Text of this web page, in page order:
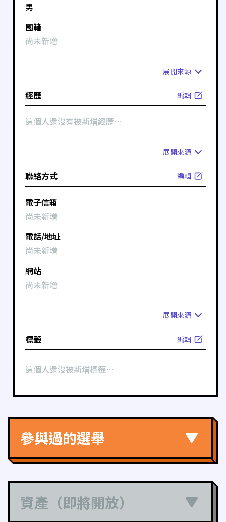
男
國籍
尚未新增
展開來源
經歷 編輯
這個人還沒有被新增經歷⋯
展開來源
聯絡方式 編輯
電子信箱
尚未新增
電話/地址
尚未新增
網站
尚未新增
展開來源
標籤 編輯
這個人還沒被新增標籤⋯
參與過的選舉
資產（即將開放）